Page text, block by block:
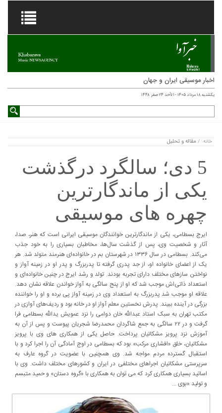
اخبار موسیقی ایران و جهان
یکشنبه ۱۸ مرداد ۱۴۰۵ - الأحد ۲۴ صفر ۱۴۴۸
خانه / مقاله و تحلیل
5 دی؛ سالگرد درگذشت
یکی از ماندگارترین
چهره های موسیقی
ایرج بسطامی، یکی از ماندگارترین خوانندگان موسیقی ایرانی است که هنر، صدا،
آثار و شخصیت وی، پس از گذشت سال‌ها، مخاطبان بسیاری را به خود جذب
می‌کند. بسطامی در سال ۱۳۳۶ در شهرستان بم در خانواده‌ای هنرمند متولد شد. هر
یک از اعضای خانواده او، از جد پدری گرفته تا پدربزرگ و پدر او در زمینه آواز و
نواختن سازهای مختلف دارای تجربه بودند. تولد و رشد ایرج در چنین خانواده‌ای و
استعداد ذاتی‌اش موجب شد که او از پنج سالگی به آواز خواندن علاقه نشان دهد.
علاقه او موجب شد پدربزرگ به استعداد وی در زمینه آواز پی برده و او را خواننده
بزرگی در آینده ببیند. پدرش نخستین معلم آواز او در خانه بود و ردیف‌های آوازی در
مکتب تهران به سبک استاد عبدالله خان دوامی را نزد عمویش یدالله بسطامی فرا
گرفت و در ۲۲ سالگی به جمع شاگردان محمدرضا شجریان پیوست و پس از آن به
آموزش نزد پرویز مشکاتیان پرداخت. حاصل یکی از همکاری های وی با پرویز
مشکاتیان، خلق «افشاری مرکب» بود که بسطامی در اوج آمادگی آن را اجرا کرد و با
استقبال گسترده مردم مواجه شد. وی همچنین با عضویت در گروه عارف به
سرپرستی مشکاتیان اجراهای مختلفی در ایران و کشورهای مختلف داشت. وی با
اساتید بسیاری همکاری کرد که می توان به همکاری با «گروه دستان» و حمید متبسم
و تولید «بوی ...